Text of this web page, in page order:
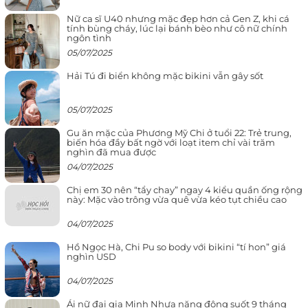
Nữ ca sĩ U40 nhưng mặc đẹp hơn cả Gen Z, khi cá
tính bùng cháy, lúc lại bánh bèo như cô nữ chính
ngôn tình
05/07/2025
Hải Tú đi biển không mặc bikini vẫn gây sốt
05/07/2025
Gu ăn mặc của Phương Mỹ Chi ở tuổi 22: Trẻ trung,
biến hóa đầy bất ngờ với loạt item chỉ vài trăm
nghìn đã mua được
04/07/2025
Chị em 30 nên “tẩy chay” ngay 4 kiểu quần ống rộng
này: Mặc vào trông vừa quê vừa kéo tụt chiều cao
04/07/2025
Hồ Ngọc Hà, Chi Pu so body với bikini “tí hon” giá
nghìn USD
04/07/2025
Ái nữ đại gia Minh Nhựa năng động suốt 9 tháng